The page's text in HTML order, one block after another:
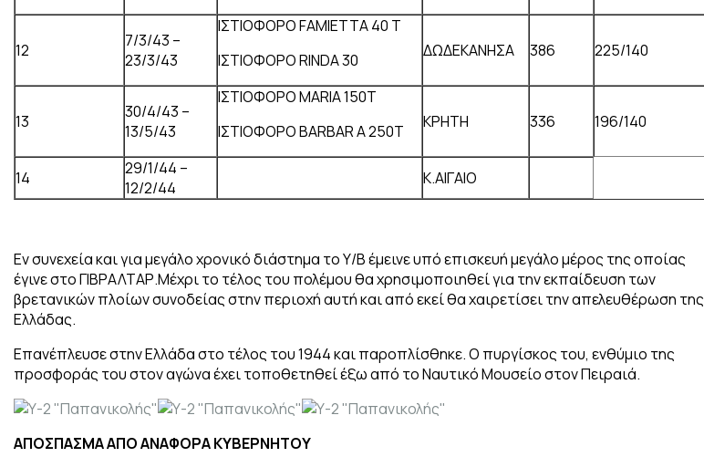
12
7/3/43 –
23/3/43
ΙΣΤΙΟΦΟΡΟ FAMIETTA 40 Τ
ΙΣΤΙΟΦΟΡΟ RINDA 30
ΔΩΔΕΚΑΝΗΣΑ 386 225/140
13
30/4/43 –
13/5/43
ΙΣΤΙΟΦΟΡΟ MARΙΑ 150Τ
ΙΣΤΙΟΦΟΡΟ ΒΑRΒΑR Α 250Τ
ΚΡΗΤΗ 336 196/140
14
29/1/44 –
12/2/44
Κ.ΑΙΓΑΙΟ
Εν συνεχεία και για μεγάλο χρονικό διάστημα το Υ/Β έμεινε υπό επισκευή μεγάλο μέρος της οποίας
έγινε στο ΓΙΒΡΑΛΤΑΡ.Μέχρι το τέλος του πολέμου θα χρησιμοποιηθεί για την εκπαίδευση των
βρετανικών πλοίων συνοδείας στην περιοχή αυτή και από εκεί θα χαιρετίσει την απελευθέρωση της
Ελλάδας.
Επανέπλευσε στην Ελλάδα στο τέλος του 1944 και παροπλίσθηκε. Ο πυργίσκος του, ενθύμιο της
προσφοράς του στον αγώνα έχει τοποθετηθεί έξω από το Ναυτικό Μουσείο στον Πειραιά.
ΑΠΟΣΠΑΣΜΑ ΑΠΟ ΑΝΑΦΟΡΑ ΚΥΒΕΡΝΗΤΟΥ